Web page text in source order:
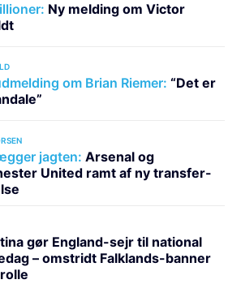
Ny melding om Victor
om Brian Riemer: “Det er
jagten: Arsenal og
United ramt af ny transfer-
gør England-sejr til national
– omstridt Falklands-banner